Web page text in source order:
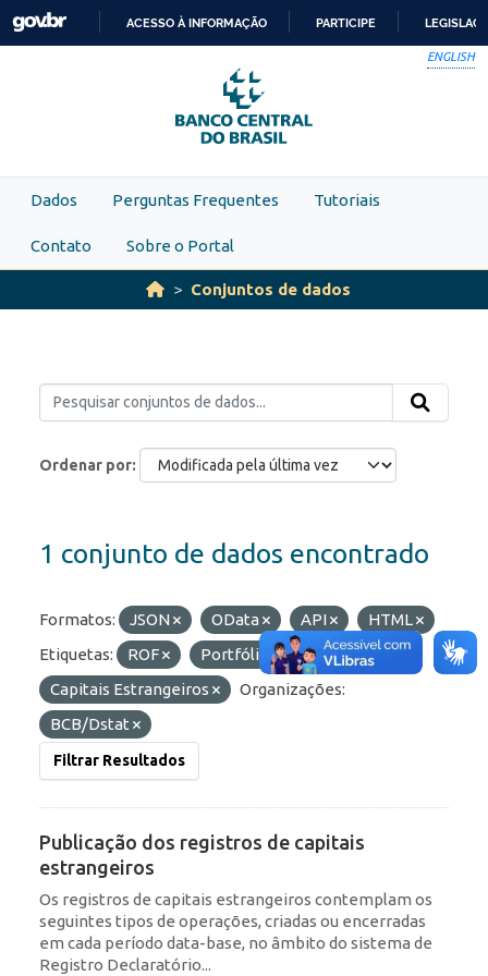
Skip to main content
PARA
O
CONTEÚDO
ACESSO À INFORMAÇÃO PARTICIPE
ENGLISH
Dados Perguntas Frequentes Tutoriais
Contato Sobre o Portal
Conjuntos de dados
Ordenar por
1 conjunto de dados encontrado
Formatos: JSON OData API
HTML
Etiquetas:
ROF
Portfólio
Capitais Estrangeiros
Organizações:
BCB/Dstat
Filtrar Resultados
Publicação dos registros de capitais
estrangeiros
Os registros de capitais estrangeiros contemplam os
seguintes tipos de operações, criadas ou encerradas
em cada período data-base, no âmbito do sistema de
Registro Declaratório...